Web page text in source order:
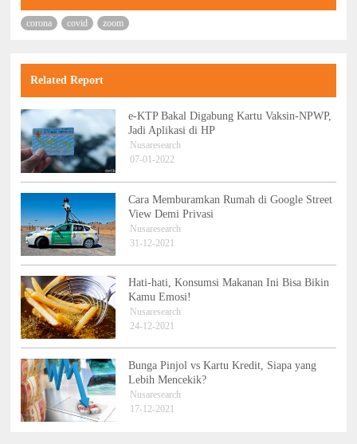
corona covid zoom
Related Report
e-KTP Bakal Digabung Kartu Vaksin-NPWP,
Jadi Aplikasi di HP
Nusaresearch
07-01-2022
Cara Memburamkan Rumah di Google Street
View Demi Privasi
Nusaresearch
31-12-2021
Hati-hati, Konsumsi Makanan Ini Bisa Bikin
Kamu Emosi!
Nusaresearch
24-12-2021
Bunga Pinjol vs Kartu Kredit, Siapa yang
Lebih Mencekik?
Nusaresearch
17-12-2021